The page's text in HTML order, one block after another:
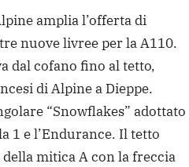
amplia l’offerta di
nuove livree per la A110.
dal cofano fino al tetto,
di Alpine a Dieppe.
“Snowflakes” adottato
1 e l’Endurance. Il tetto
mitica A con la freccia